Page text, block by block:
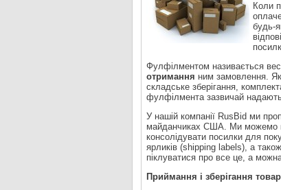
Коли
будь-
Фулфілментом називається
отримання ним замовлення.
складське зберігання,
фулфілмента зазвичай
У нашій компанії RusBid ми
майданчиках США. Ми можемо
консолідувати посилки для
ярликів (shipping labels), а
піклуватися про все це, а
Приймання і зберігання